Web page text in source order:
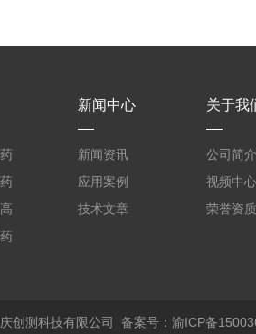
新闻中心
新闻资讯
应用案例
技术文章
关于我
公司简介
视频中心
荣誉资质
创测科技有限公司 备案号：渝ICP备